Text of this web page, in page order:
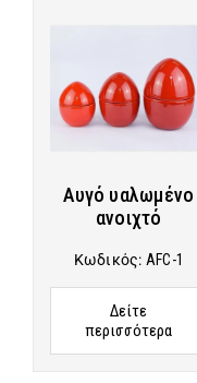
Αυγό υαλωμένο
ανοιχτό
Κωδικός: AFC-1
Δείτε
περισσότερα